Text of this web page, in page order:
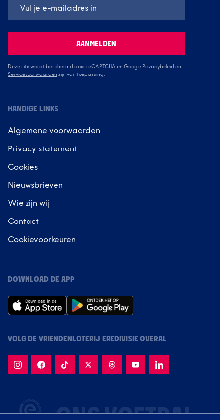
AANMELDEN
Deze site wordt beschermd door reCAPTCHA en Google Privacybeleid en
Servicevoorwaarden zijn van toepassing.
HANDIGE LINKS
Algemene voorwaarden
Privacy statement
Cookies
Nieuwsbrieven
Wie zijn wij
Contact
Cookievoorkeuren
DOWNLOAD DE APP
VOLG DE VRIENDENLOTERIJ EREDIVISIE OVERAL